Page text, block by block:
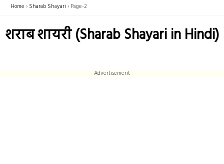
Home Sharab Shayari Page-2
शराब शायरी (Sharab Shayari in Hindi)
Advertisement